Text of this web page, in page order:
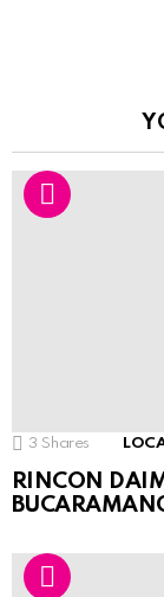
3 Shares
RINCON